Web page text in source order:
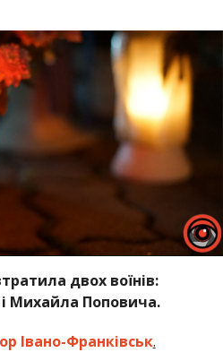
двох воїнів:
Михайла Поповича.
Івано-Франківськ.